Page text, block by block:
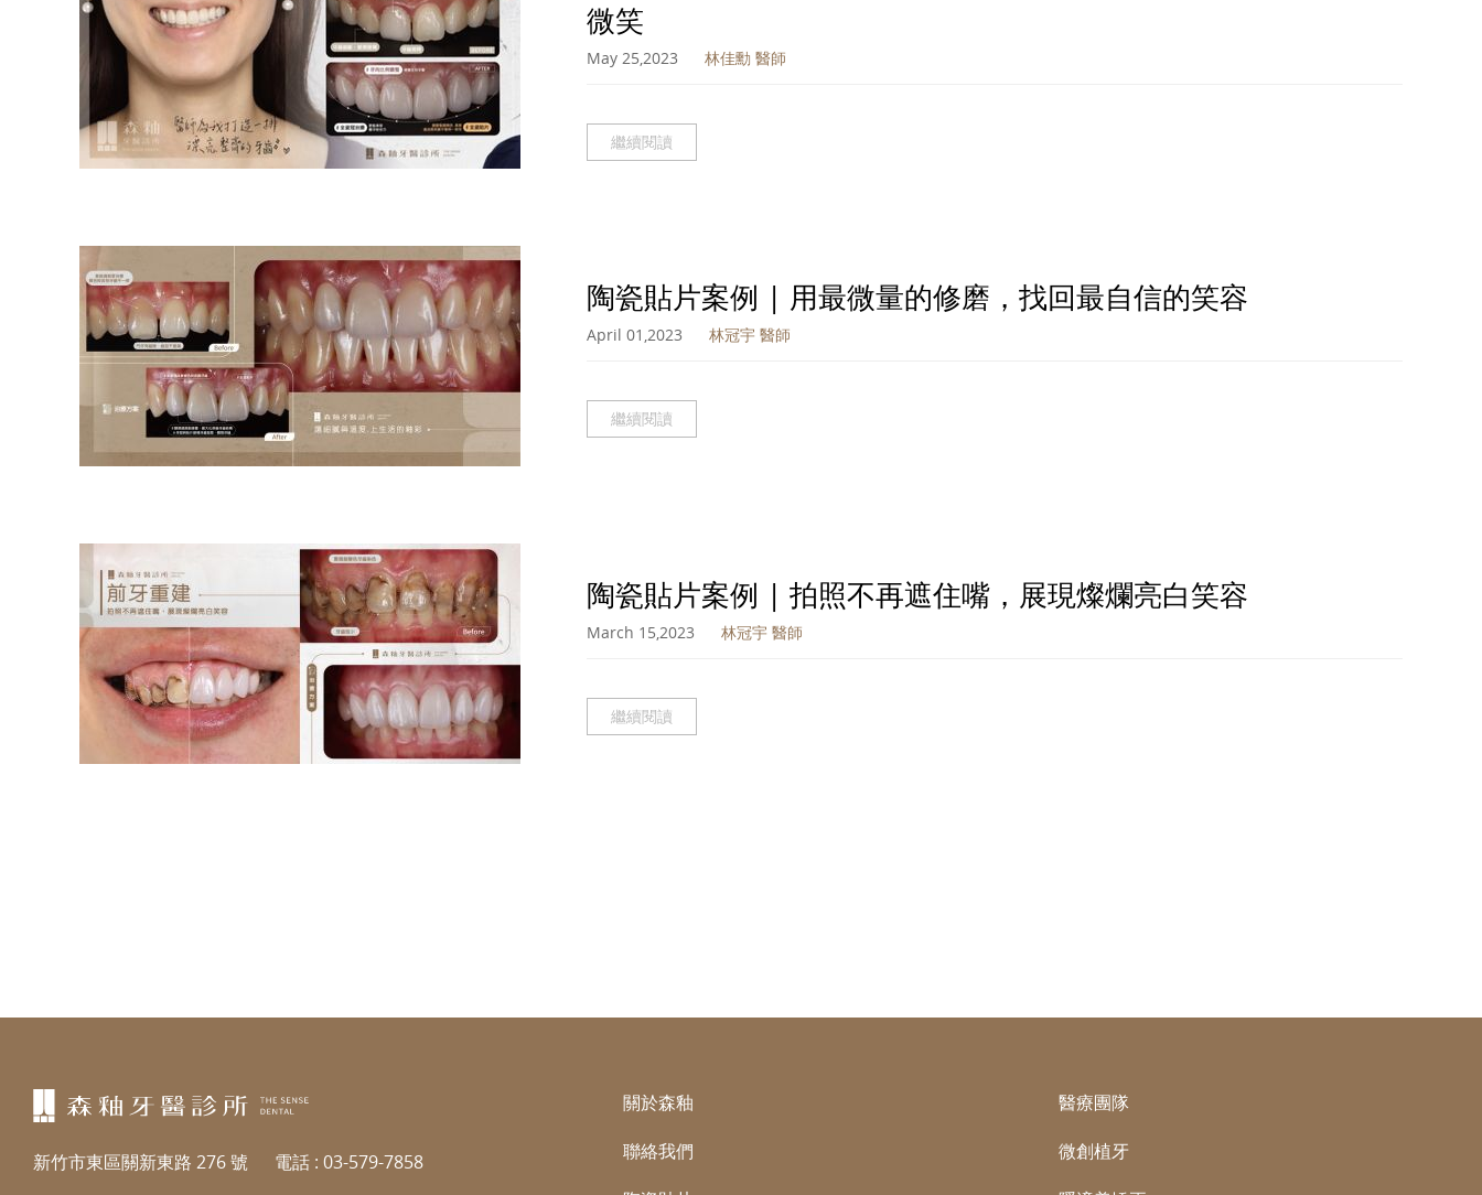
微笑
May 25,2023 林佳勳 醫師
繼續閱讀
陶瓷貼片案例 | 用最微量的修磨，找回最自信的笑容
April 01,2023 林冠宇 醫師
繼續閱讀
陶瓷貼片案例 | 拍照不再遮住嘴，展現燦爛亮⽩笑容
March 15,2023 林冠宇 醫師
繼續閱讀
關於森釉
醫療團隊
聯絡我們
微創植牙
新竹市東區關新東路 276 號 電話 : 03-579-7858